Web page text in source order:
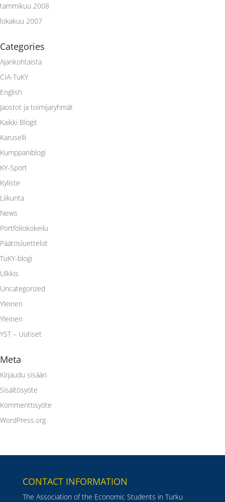
tammikuu 2008
lokakuu 2007
Categories
Ajankohtaista
CIA-TuKY
English
Jaostot ja toimijaryhmät
Kaikki Blogit
Karuselli
Kumppaniblogi
KY-Sport
Kyliste
Liikunta
News
Portfoliokokeilu
Päätösluettelot
TuKY-blogi
Ulkkis
Uncategorized
Yleinen
Yleinen
YST – Uutiset
Meta
Kirjaudu sisään
Sisältösyöte
Kommenttisyöte
WordPress.org
CONTACT INFORMATION
The Association of the Economic Students in Turku